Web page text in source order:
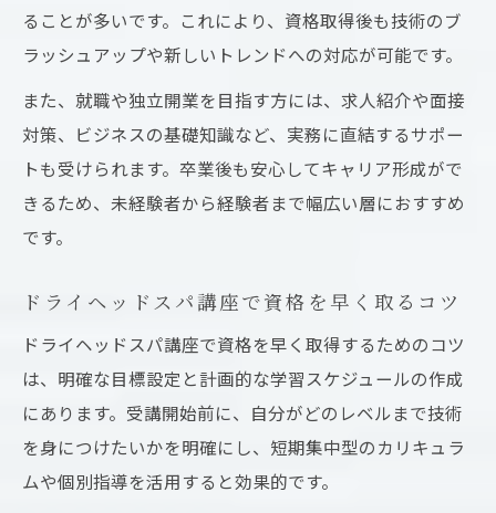
ることが多いです。これにより、資格取得後も技術のブ
ラッシュアップや新しいトレンドへの対応が可能です。
また、就職や独立開業を目指す方には、求人紹介や面接
対策、ビジネスの基礎知識など、実務に直結するサポー
トも受けられます。卒業後も安心してキャリア形成がで
きるため、未経験者から経験者まで幅広い層におすすめ
です。
ドライヘッドスパ講座で資格を早く取るコツ
ドライヘッドスパ講座で資格を早く取得するためのコツ
は、明確な目標設定と計画的な学習スケジュールの作成
にあります。受講開始前に、自分がどのレベルまで技術
を身につけたいかを明確にし、短期集中型のカリキュラ
ムや個別指導を活用すると効果的です。